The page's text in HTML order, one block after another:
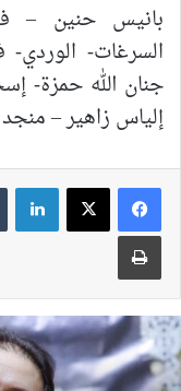
بانيس حنين –
السرغات-
جنان الله حمزة-
إلياس زاهير –
طباعة